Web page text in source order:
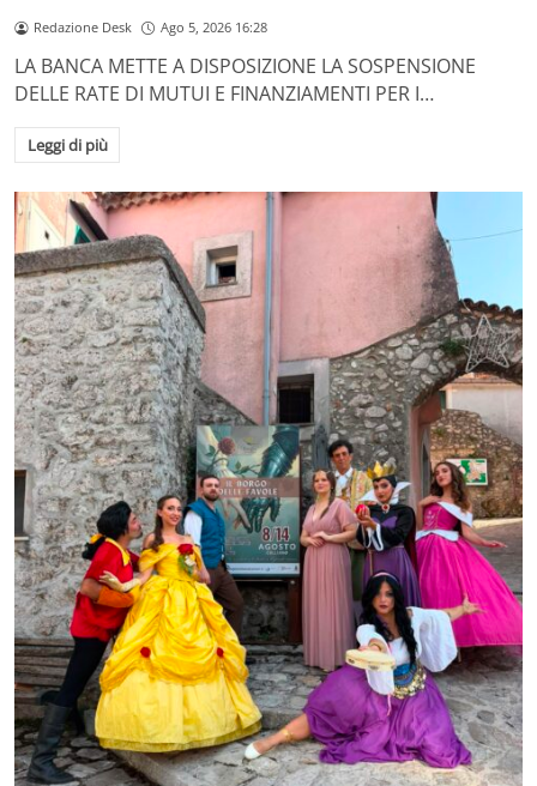
Redazione Desk Ago 5, 2026 16:28
LA BANCA METTE A DISPOSIZIONE LA SOSPENSIONE
DELLE RATE DI MUTUI E FINANZIAMENTI PER I…
Leggi di più